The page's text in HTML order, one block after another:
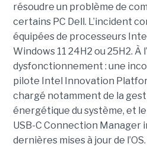
résoudre un problème de
certains PC Dell. L’incident
équipées de processeurs
Windows 11 24H2 ou 25H2. À
dysfonctionnement : une
pilote Intel Innovation
chargé notamment de la
énergétique du système, et
USB-C Connection Manager
dernières mises à jour de l’OS.